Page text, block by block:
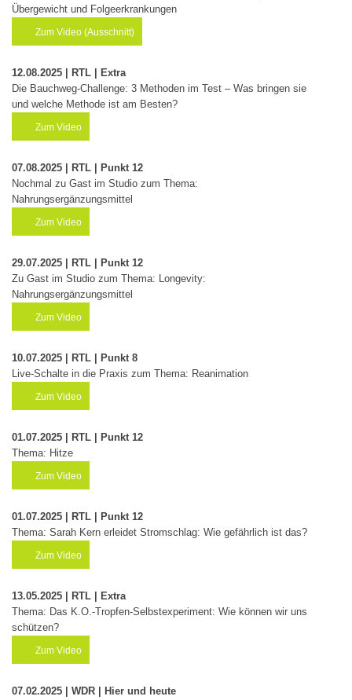
Übergewicht und Folgeerkrankungen
Zum Video (Ausschnitt)
12.08.2025 | RTL | Extra
Die Bauchweg-Challenge: 3 Methoden im Test – Was bringen sie
und welche Methode ist am Besten?
Zum Video
07.08.2025 | RTL | Punkt 12
Nochmal zu Gast im Studio zum Thema:
Nahrungsergänzungsmittel
Zum Video
29.07.2025 | RTL | Punkt 12
Zu Gast im Studio zum Thema: Longevity:
Nahrungsergänzungsmittel
Zum Video
10.07.2025 | RTL | Punkt 8
Live-Schalte in die Praxis zum Thema: Reanimation
Zum Video
01.07.2025 | RTL | Punkt 12
Thema: Hitze
Zum Video
01.07.2025 | RTL | Punkt 12
Thema: Sarah Kern erleidet Stromschlag: Wie gefährlich ist das?
Zum Video
13.05.2025 | RTL | Extra
Thema: Das K.O.-Tropfen-Selbstexperiment: Wie können wir uns
schützen?
Zum Video
07.02.2025 | WDR | Hier und heute